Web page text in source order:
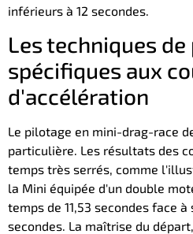
inférieurs à 12 secondes.
Les techniques
spécifiques aux
d'accélération
Le pilotage en mini-drag-race
particulière. Les résultats des
temps très serrés, comme
la Mini équipée d'un double
temps de 11,53 secondes face à
secondes. La maîtrise du